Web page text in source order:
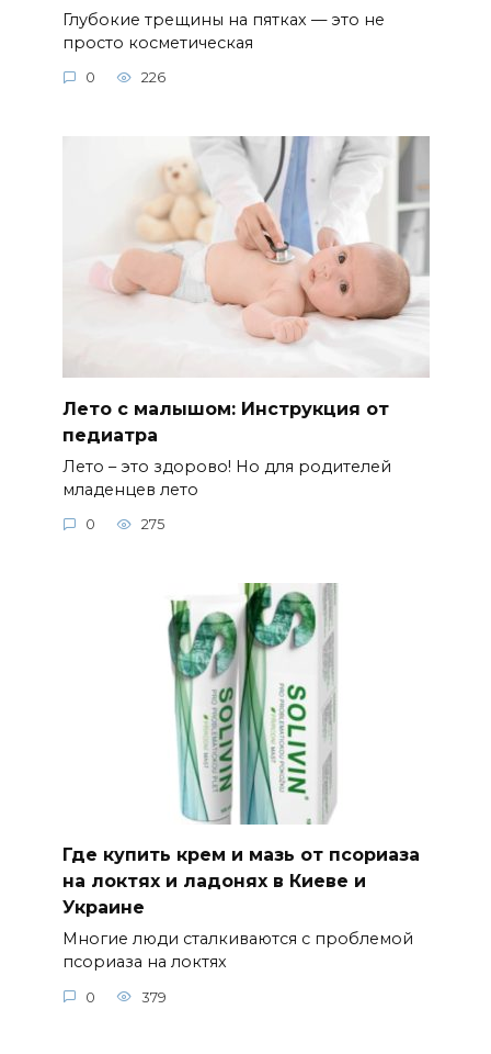
Глубокие трещины на пятках — это не
просто косметическая
0 226
Лето с малышом: Инструкция от
педиатра
Лето – это здорово! Но для родителей
младенцев лето
0 275
Где купить крем и мазь от псориаза
на локтях и ладонях в Киеве и
Украине
Многие люди сталкиваются с проблемой
псориаза на локтях
0 379